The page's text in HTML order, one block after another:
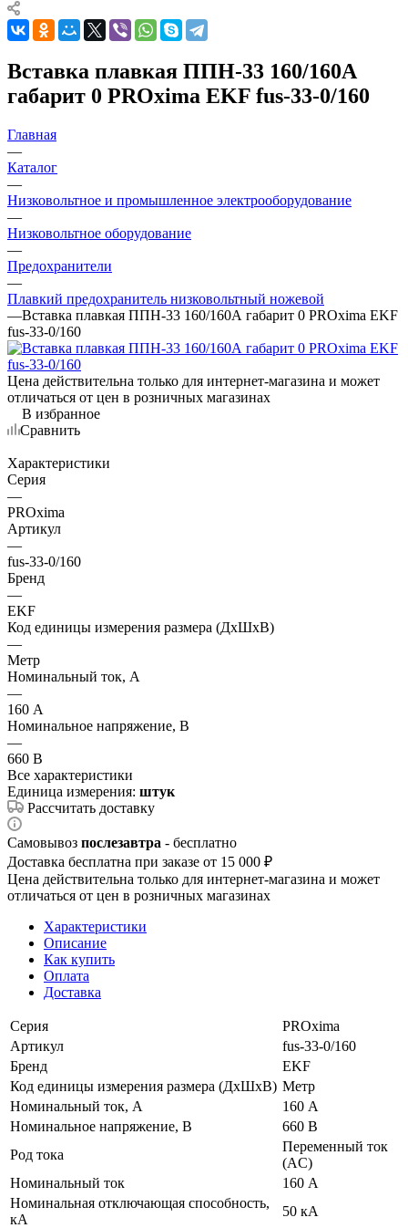
Вставка плавкая ППН-33 160/160А
габарит 0 PROxima EKF fus-33-0/160
Главная
—
Каталог
—
Низковольтное и промышленное электрооборудование
—
Низковольтное оборудование
—
Предохранители
—
Плавкий предохранитель низковольтный ножевой
—Вставка плавкая ППН-33 160/160А габарит 0 PROxima EKF
fus-33-0/160
Цена действительна только для интернет-магазина и может
отличаться от цен в розничных магазинах
В избранное
Сравнить
Характеристики
Серия
—
PROxima
Артикул
—
fus-33-0/160
Бренд
—
EKF
Код единицы измерения размера (ДхШхВ)
—
Метр
Номинальный ток, А
—
160 А
Номинальное напряжение, В
—
660 В
Все характеристики
Единица измерения: штук
Рассчитать доставку
Самовывоз послезавтра - бесплатно
Доставка бесплатна при заказе от 15 000 ₽
Цена действительна только для интернет-магазина и может
отличаться от цен в розничных магазинах
Характеристики
Описание
Как купить
Оплата
Доставка
Серия
PROxima
Артикул
fus-33-0/160
Бренд
EKF
Код единицы измерения размера (ДхШхВ) Метр
Номинальный ток, А
160 А
Номинальное напряжение, В
660 В
Род тока
Переменный ток
(AC)
Номинальный ток
160 А
Номинальная отключающая способность,
кА
50 кА